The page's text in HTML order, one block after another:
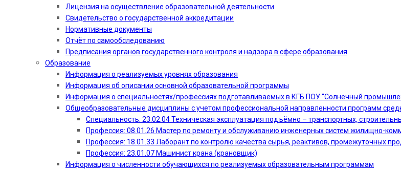
Лицензия на осуществление образовательной деятельности
Свидетельство о государственной аккредитации
Нормативные документы
Отчёт по самообследованию
Предписания органов государственного контроля и надзора в сфере образования
Образование
Информация о реализуемых уровнях образования
Информация об описании основной образовательной программы
Информация о специальностях/профессиях подготавливаемых в КГБ ПОУ “Солнечный
Общеобразовательные дисциплины с учетом профессиональной направленности программ
Специальность: 23.02.04 Техническая эксплуатация подъёмно – транспортных,
Профессия: 08.01.26 Мастер по ремонту и обслуживанию инженерных систем жилищно-
Профессия: 18.01.33 Лаборант по контролю качества сырья, реактивов, промежуточных
Профессия: 23.01.07 Машинист крана (крановщик)
Информация о численности обучающихся по реализуемых образовательным программам